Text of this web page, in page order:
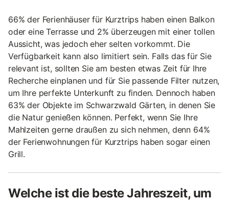
66% der Ferienhäuser für Kurztrips haben einen Balkon
oder eine Terrasse und 2% überzeugen mit einer tollen
Aussicht, was jedoch eher selten vorkommt. Die
Verfügbarkeit kann also limitiert sein. Falls das für Sie
relevant ist, sollten Sie am besten etwas Zeit für Ihre
Recherche einplanen und für Sie passende Filter nutzen,
um Ihre perfekte Unterkunft zu finden. Dennoch haben
63% der Objekte im Schwarzwald Gärten, in denen Sie
die Natur genießen können. Perfekt, wenn Sie Ihre
Mahlzeiten gerne draußen zu sich nehmen, denn 64%
der Ferienwohnungen für Kurztrips haben sogar einen
Grill.
Welche ist die beste Jahreszeit, um